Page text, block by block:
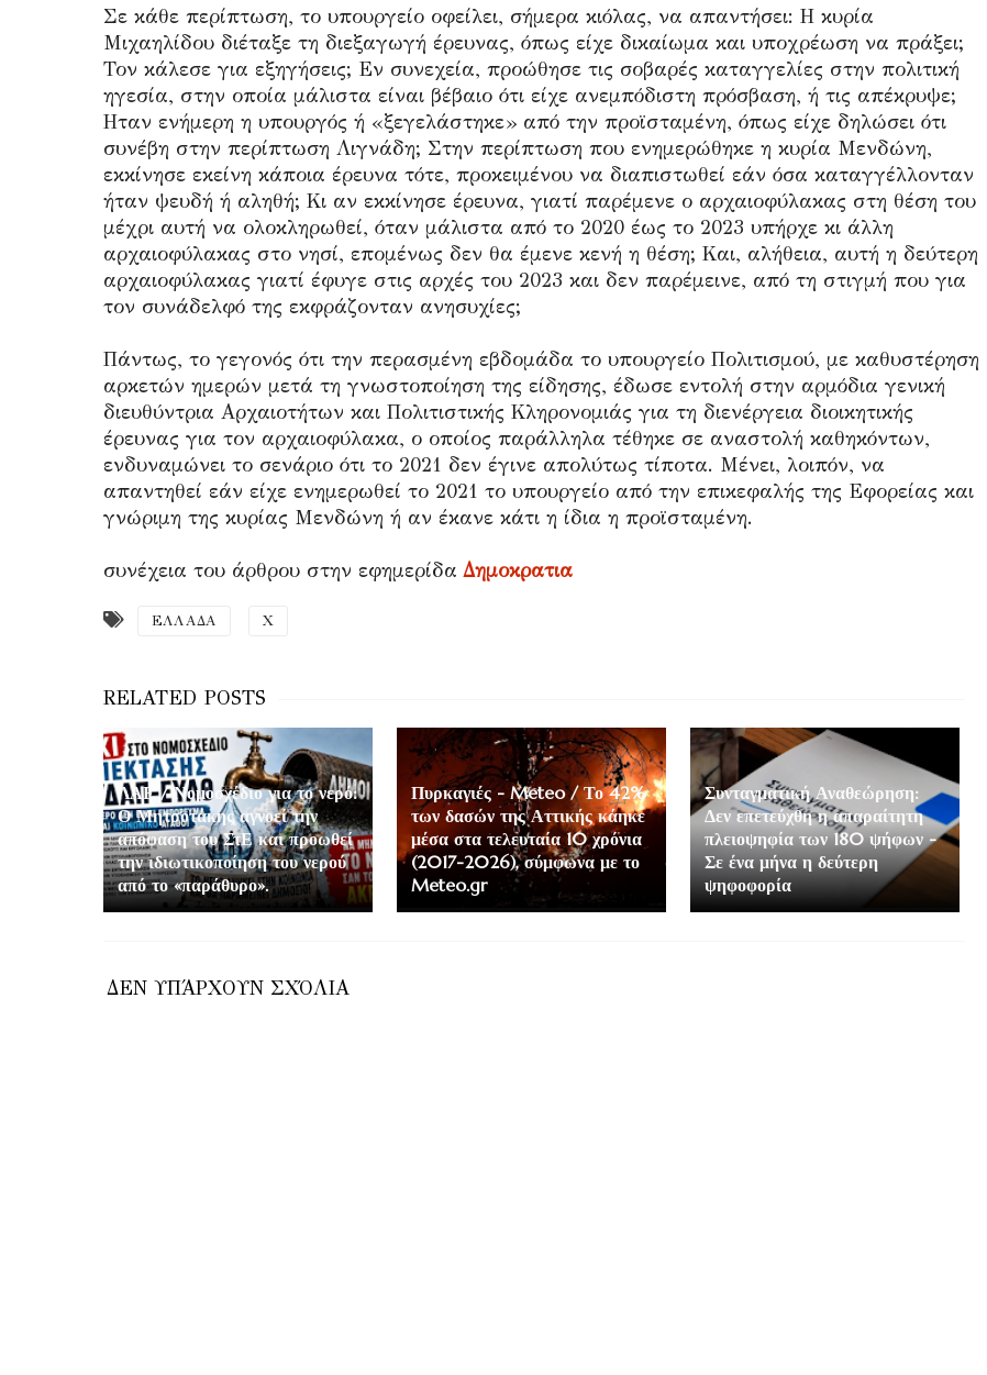
Σε κάθε περίπτωση, το υπουργείο οφείλει, σήμερα κιόλας, να απαντήσει: Η κυρία
Μιχαηλίδου διέταξε τη διεξαγωγή έρευνας, όπως είχε δικαίωμα και υποχρέωση να πράξει;
Τον κάλεσε για εξηγήσεις; Εν συνεχεία, προώθησε τις σοβαρές καταγγελίες στην πολιτική
ηγεσία, στην οποία μάλιστα είναι βέβαιο ότι είχε ανεμπόδιστη πρόσβαση, ή τις απέκρυψε;
Ηταν ενήμερη η υπουργός ή «ξεγελάστηκε» από την προϊσταμένη, όπως είχε δηλώσει ότι
συνέβη στην περίπτωση Λιγνάδη; Στην περίπτωση που ενημερώθηκε η κυρία Μενδώνη,
εκκίνησε εκείνη κάποια έρευνα τότε, προκειμένου να διαπιστωθεί εάν όσα καταγγέλλονταν
ήταν ψευδή ή αληθή; Κι αν εκκίνησε έρευνα, γιατί παρέμενε ο αρχαιοφύλακας στη θέση του
μέχρι αυτή να ολοκληρωθεί, όταν μάλιστα από το 2020 έως το 2023 υπήρχε κι άλλη
αρχαιοφύλακας στο νησί, επομένως δεν θα έμενε κενή η θέση; Και, αλήθεια, αυτή η δεύτερη
αρχαιοφύλακας γιατί έφυγε στις αρχές του 2023 και δεν παρέμεινε, από τη στιγμή που για
τον συνάδελφό της εκφράζονταν ανησυχίες;
Πάντως, το γεγονός ότι την περασμένη εβδομάδα το υπουργείο Πολιτισμού, με καθυστέρηση
αρκετών ημερών μετά τη γνωστοποίηση της είδησης, έδωσε εντολή στην αρμόδια γενική
διευθύντρια Αρχαιοτήτων και Πολιτιστικής Κληρονομιάς για τη διενέργεια διοικητικής
έρευνας για τον αρχαιοφύλακα, ο οποίος παράλληλα τέθηκε σε αναστολή καθηκόντων,
ενδυναμώνει το σενάριο ότι το 2021 δεν έγινε απολύτως τίποτα. Μένει, λοιπόν, να
απαντηθεί εάν είχε ενημερωθεί το 2021 το υπουργείο από την επικεφαλής της Εφορείας και
γνώριμη της κυρίας Μενδώνη ή αν έκανε κάτι η ίδια η προϊσταμένη.
συνέχεια του άρθρου στην εφημερίδα Δημοκρατια
ΕΛΛΑΔΑ Χ
ΛΑΕ / Νομοσχέδιο για το νερό:
Ο Μητσοτάκης αγνοεί την
απόφαση του ΣτΕ και προωθεί
την ιδιωτικοποίηση του νερού
από το «παράθυρο».
Πυρκαγιές - Meteo / Το 42%
των δασών της Αττικής κάηκε
μέσα στα τελευταία 10 χρόνια
(2017-2026), σύμφωνα με το
Meteo.gr
Συνταγματική Αναθεώρηση:
Δεν επετεύχθη η απαραίτητη
πλειοψηφία των 180 ψήφων -
Σε ένα μήνα η δεύτερη
ψηφοφορία
ΔΕΝ ΥΠΆΡΧΟΥΝ ΣΧΌΛΙΑ